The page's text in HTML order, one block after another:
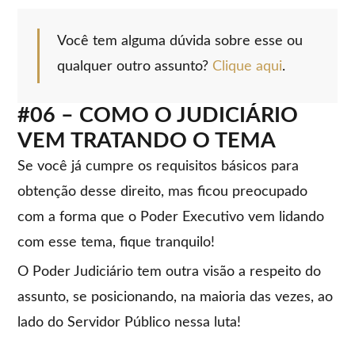
Você tem alguma dúvida sobre esse ou
qualquer outro assunto? Clique aqui.
#06 – COMO O JUDICIÁRIO
VEM TRATANDO O TEMA
Se você já cumpre os requisitos básicos para
obtenção desse direito, mas ficou preocupado
com a forma que o Poder Executivo vem lidando
com esse tema, fique tranquilo!
O Poder Judiciário tem outra visão a respeito do
assunto, se posicionando, na maioria das vezes, ao
lado do Servidor Público nessa luta!